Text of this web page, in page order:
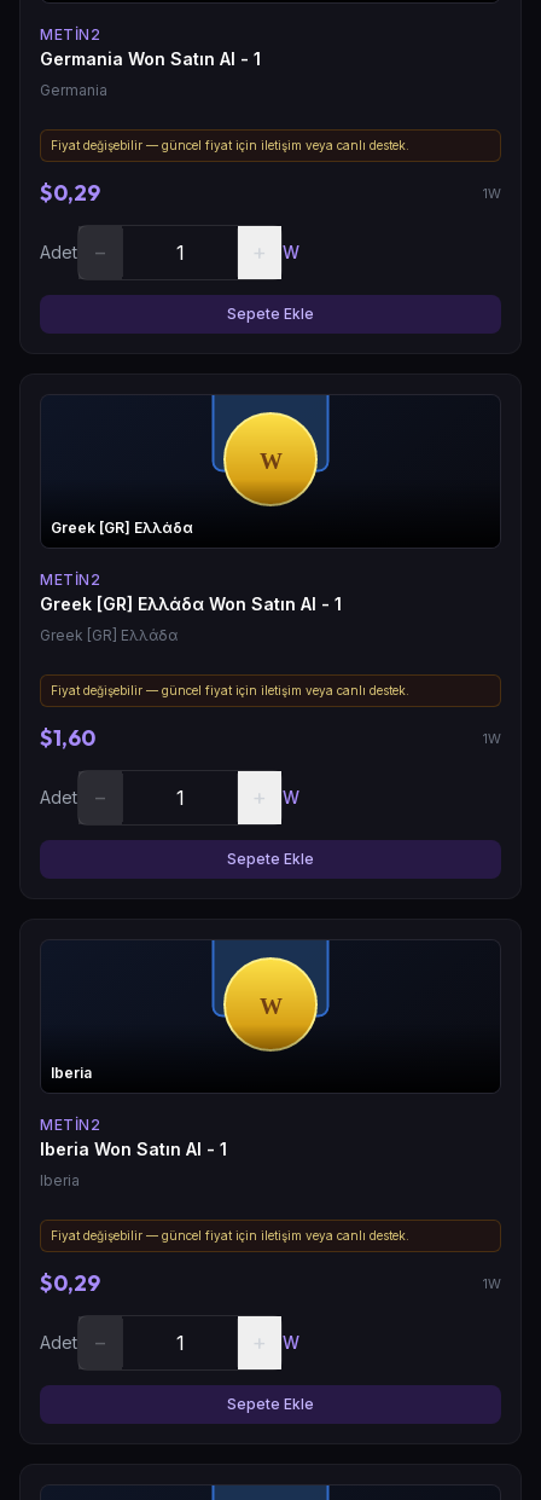
METIN2
Germania Won Satın Al - 1
Germania
Fiyat değişebilir — güncel fiyat için iletişim veya canlı destek.
$0,29 1W
Adet − + W
Sepete Ekle
Greek [GR] Ελλάδα
METIN2
Greek [GR] Ελλάδα Won Satın Al - 1
Greek [GR] Ελλάδα
Fiyat değişebilir — güncel fiyat için iletişim veya canlı destek.
$1,60 1W
Adet − + W
Sepete Ekle
Iberia
METIN2
Iberia Won Satın Al - 1
Iberia
Fiyat değişebilir — güncel fiyat için iletişim veya canlı destek.
$0,29 1W
Adet − + W
Sepete Ekle